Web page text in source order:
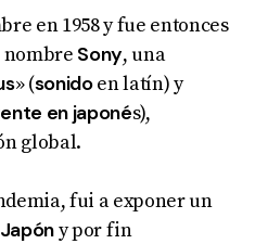
en 1958 y fue entonces
nombre Sony, una
» (sonidoen latín) y
en japonés),
global.
fui a exponer un
Japóny por fin